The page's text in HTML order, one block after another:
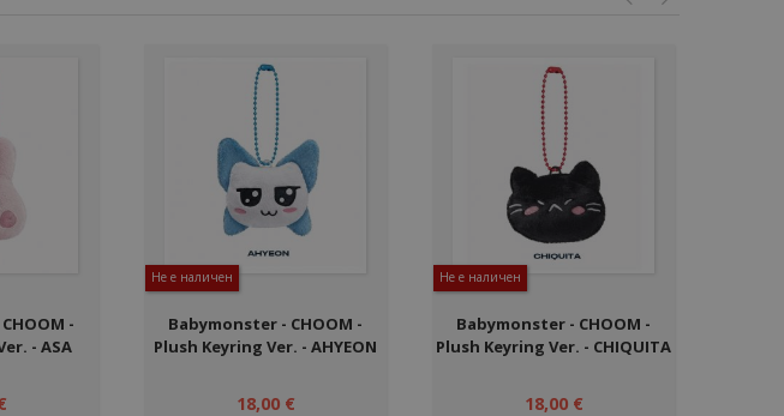
-
- ASA
Не е наличен
Babymonster - CHOOM -
Plush Keyring Ver. - AHYEON
18,00 €
Не е наличен
Babymonster - CHOOM -
Plush Keyring Ver. - CHIQUITA
18,00 €